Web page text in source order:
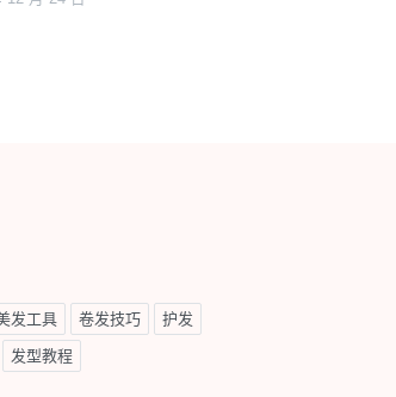
发工具 卷发技巧 护发
发型教程